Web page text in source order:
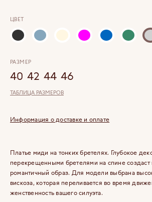
Платье миди на тонких бретелях. Глубокое
перекрещенными бретелями на спине создаст
романтичный образ. Для модели выбрана
вискоза, которая переливается во время
женственность вашего силуэта.
ЦВЕТ
РАЗМЕР
40 42 44 46
ТАБЛИЦА РАЗМЕРОВ
Информация о доставке и оплате